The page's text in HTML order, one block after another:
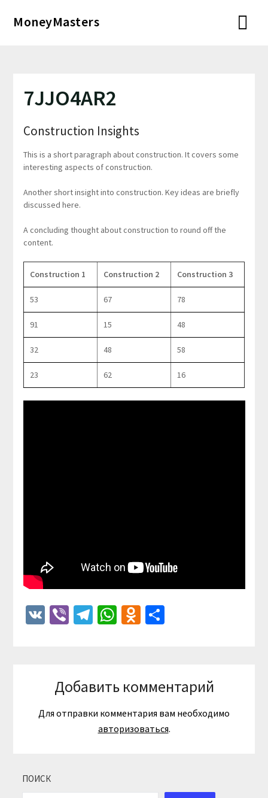
MoneyMasters
7JJO4AR2
Construction Insights
This is a short paragraph about construction. It covers some
interesting aspects of construction.
Another short insight into construction. Key ideas are briefly
discussed here.
A concluding thought about construction to round off the
content.
Construction 1 Construction 2 Construction 3
53 67 78
91 15 48
32 48 58
23 62 16
VKViberTelegram
WhatsApp
Odnoklassniki
Отправить
Добавить комментарий
Для отправки комментария вам необходимо
авторизоваться.
ПОИСК